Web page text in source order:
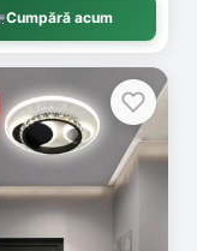
Cumpără acum